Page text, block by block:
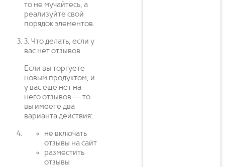
то не мучайтесь, а
реализуйте свой
порядок элементов.
3. Что делать, если у
вас нет отзывов
Если вы торгуете
новым продуктом, и
у вас еще нет на
него отзывов — то
вы имеете два
варианта действия:
не включать
отзывы на сайт
разместить
отзывы